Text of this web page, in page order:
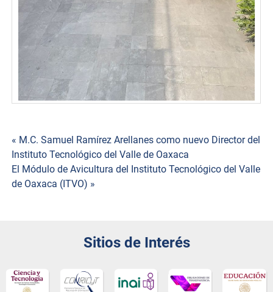
Navegación
de
« M.C. Samuel Ramírez Arellanes como nuevo Director del
Instituto Tecnológico del Valle de Oaxaca
El Módulo de Avicultura del Instituto Tecnológico del Valle
de Oaxaca (ITVO) »
Sitios de Interés